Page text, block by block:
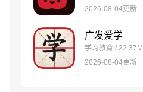
2026-08-04更新
广发爱学
学习教育 / 22.37M
2026-08-04更新